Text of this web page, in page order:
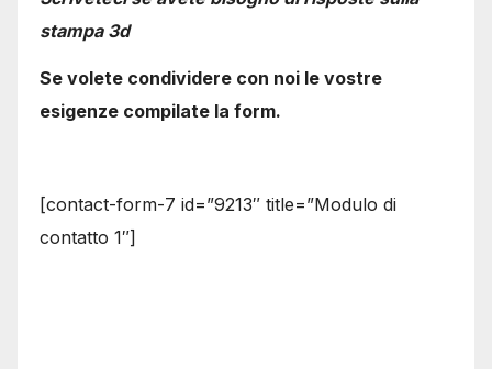
stampa 3d
Se volete condividere con noi le vostre
esigenze compilate la form.
[contact-form-7 id=”9213″ title=”Modulo di
contatto 1″]